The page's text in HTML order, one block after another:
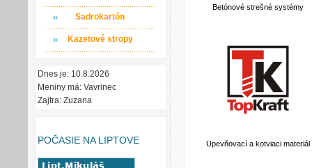
Sadrokartón
Kazetové stropy
Dnes je: 10.8.2026
Meniny má: Vavrinec
Zajtra: Zuzana
POČASIE NA LIPTOVE
Betónové strešné systémy
Upevňovací a kotviaci materiál